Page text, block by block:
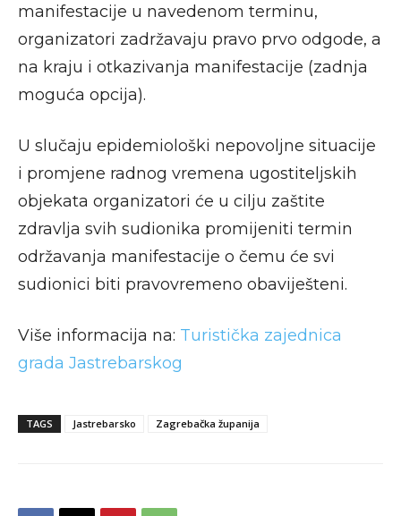
manifestacije u navedenom terminu,
organizatori zadržavaju pravo prvo odgode, a
na kraju i otkazivanja manifestacije (zadnja
moguća opcija).
U slučaju epidemiološki nepovoljne situacije
i promjene radnog vremena ugostiteljskih
objekata organizatori će u cilju zaštite
zdravlja svih sudionika promijeniti termin
održavanja manifestacije o čemu će svi
sudionici biti pravovremeno obaviješteni.
Više informacija na: Turistička zajednica
grada Jastrebarskog
TAGS Jastrebarsko Zagrebačka županija